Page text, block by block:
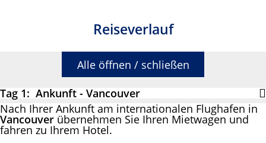
Reiseverlauf
Alle öffnen / schließen
Tag 1: Ankunft - Vancouver
Nach Ihrer Ankunft am internationalen Flughafen in
Vancouver übernehmen Sie Ihren Mietwagen und
fahren zu Ihrem Hotel.